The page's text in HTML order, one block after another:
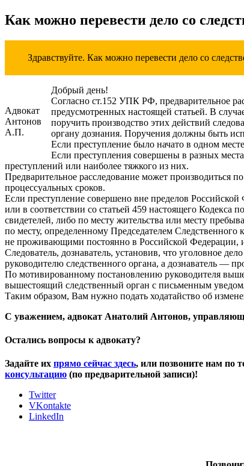
Как можно перевести дело со
Здравствуйте. Как можно перевести дело со
Адвокат
Антонов
А.П.
Добрый день!
Согласно ст.152 УПК РФ, предварительное
предусмотренных настоящей статьей. В
поручить производство этих действий
органу дознания. Поручения должны быть
Если преступление было начато в одном
Если преступления совершены в разных
преступлений или наиболее тяжкого из них.
Предварительное расследование может производиться
процессуальных сроков.
Если преступление совершено вне пределов
или в соответствии со статьей 459 настоящего
свидетелей, либо по месту жительства или месту
по месту, определенному Председателем
не проживающими постоянно в Российской Федерации,
Следователь, дознаватель, установив, что уголовное
руководителю следственного органа, а дознаватель —
По мотивированному постановлению руководителя
вышестоящий следственный орган с письменным
Таким образом, Вам нужно подать ходатайство об
С уважением, адвокат Анатолий Антонов,
Остались вопросы к адвокату?
Задайте их прямо сейчас здесь, или позвоните нам по
консультацию (по предварительной записи)!
Twitter
VKontakte
LinkedIn